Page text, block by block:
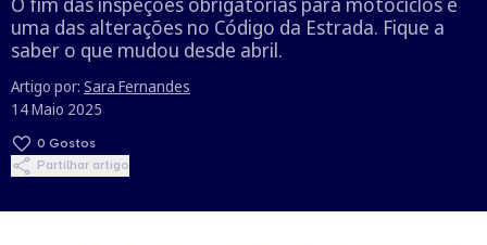
uma das alterações no Código da Estrada. Fique a
saber o que mudou desde abril.
Artigo por: Sara Fernandes
14 Maio 2025
0 Gostos
Partilhar artigo